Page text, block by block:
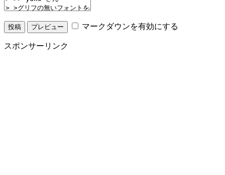
マークダウンを有効にする
スポンサーリンク